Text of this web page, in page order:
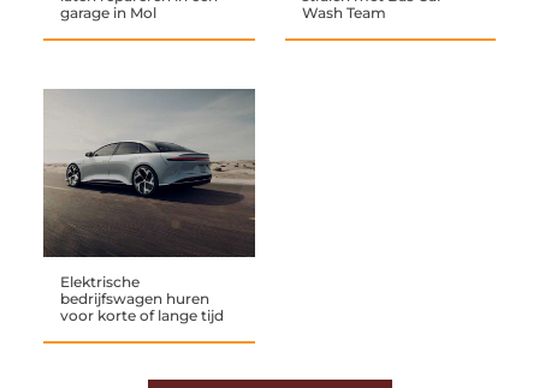
garage in Mol
Wash Team
Elektrische
bedrijfswagen huren
voor korte of lange tijd